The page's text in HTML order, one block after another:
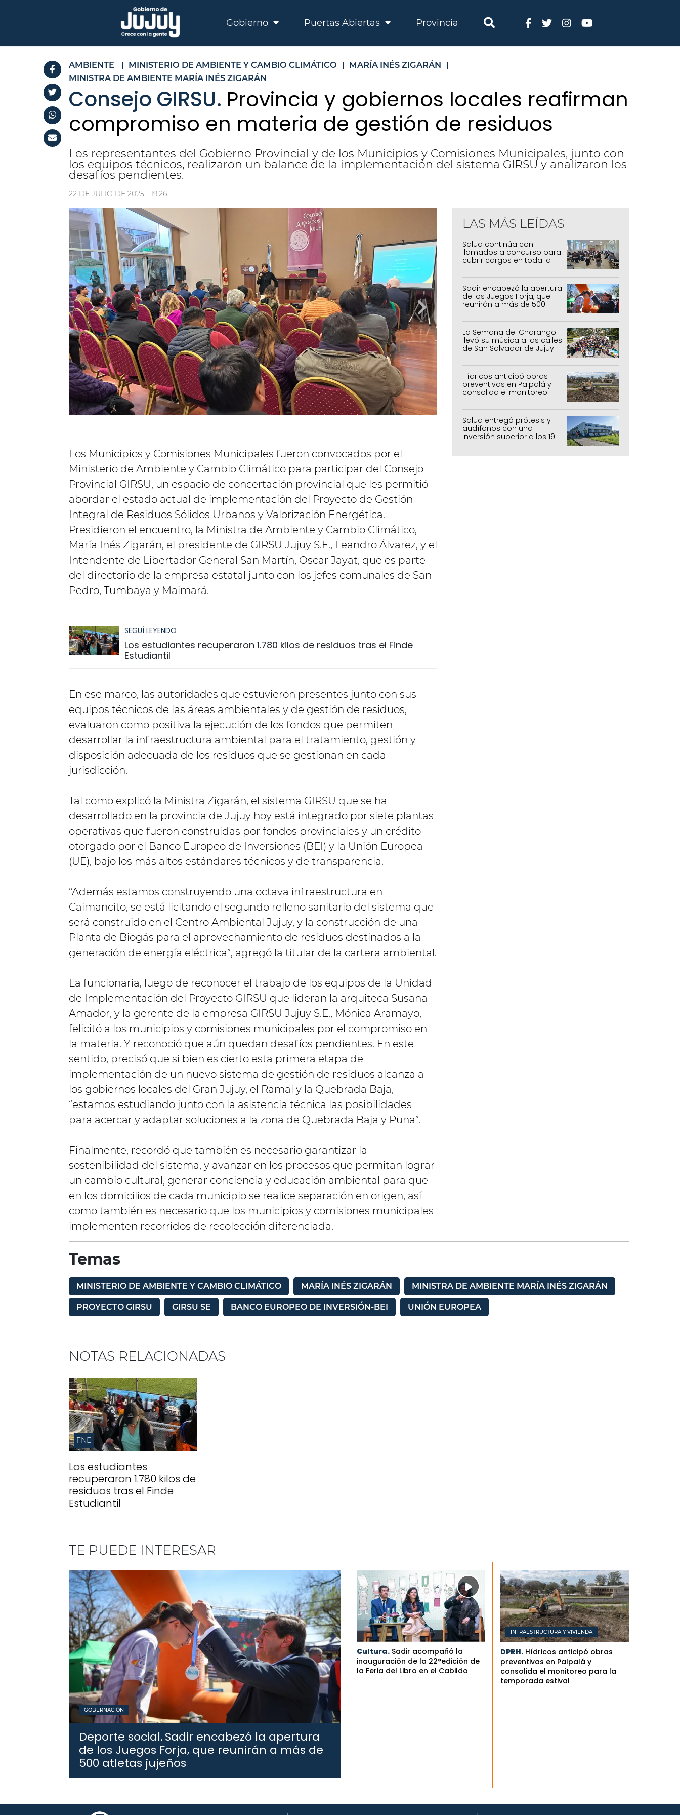
Gobierno Puertas Abiertas Provincia
AMBIENTE | MINISTERIO DE AMBIENTE Y CAMBIO CLIMÁTICO | MARÍA INÉS ZIGARÁN |
MINISTRA DE AMBIENTE MARÍA INÉS ZIGARÁN
Consejo GIRSU. Provincia y gobiernos locales reafirman
compromiso en materia de gestión de residuos
Los representantes del Gobierno Provincial y de los Municipios y Comisiones Municipales, junto con
los equipos técnicos, realizaron un balance de la implementación del sistema GIRSU y analizaron los
desafíos pendientes.
22 DE JULIO DE 2025 - 19:26
Los Municipios y Comisiones Municipales fueron convocados por el
Ministerio de Ambiente y Cambio Climático para participar del Consejo
Provincial GIRSU, un espacio de concertación provincial que les permitió
abordar el estado actual de implementación del Proyecto de Gestión
Integral de Residuos Sólidos Urbanos y Valorización Energética.
Presidieron el encuentro, la Ministra de Ambiente y Cambio Climático,
María Inés Zigarán, el presidente de GIRSU Jujuy S.E., Leandro Álvarez, y el
Intendente de Libertador General San Martín, Oscar Jayat, que es parte
del directorio de la empresa estatal junto con los jefes comunales de San
Pedro, Tumbaya y Maimará.
SEGUÍ LEYENDO
Los estudiantes recuperaron 1.780 kilos de residuos tras el Finde
Estudiantil
En ese marco, las autoridades que estuvieron presentes junto con sus
equipos técnicos de las áreas ambientales y de gestión de residuos,
evaluaron como positiva la ejecución de los fondos que permiten
desarrollar la infraestructura ambiental para el tratamiento, gestión y
disposición adecuada de los residuos que se gestionan en cada
jurisdicción.
Tal como explicó la Ministra Zigarán, el sistema GIRSU que se ha
desarrollado en la provincia de Jujuy hoy está integrado por siete plantas
operativas que fueron construidas por fondos provinciales y un crédito
otorgado por el Banco Europeo de Inversiones (BEI) y la Unión Europea
(UE), bajo los más altos estándares técnicos y de transparencia.
“Además estamos construyendo una octava infraestructura en
Caimancito, se está licitando el segundo relleno sanitario del sistema que
será construido en el Centro Ambiental Jujuy, y la construcción de una
Planta de Biogás para el aprovechamiento de residuos destinados a la
generación de energía eléctrica”, agregó la titular de la cartera ambiental.
La funcionaria, luego de reconocer el trabajo de los equipos de la Unidad
de Implementación del Proyecto GIRSU que lideran la arquiteca Susana
Amador, y la gerente de la empresa GIRSU Jujuy S.E., Mónica Aramayo,
felicitó a los municipios y comisiones municipales por el compromiso en
la materia. Y reconoció que aún quedan desafíos pendientes. En este
sentido, precisó que si bien es cierto esta primera etapa de
implementación de un nuevo sistema de gestión de residuos alcanza a
los gobiernos locales del Gran Jujuy, el Ramal y la Quebrada Baja,
“estamos estudiando junto con la asistencia técnica las posibilidades
para acercar y adaptar soluciones a la zona de Quebrada Baja y Puna”.
Finalmente, recordó que también es necesario garantizar la
sostenibilidad del sistema, y avanzar en los procesos que permitan lograr
un cambio cultural, generar conciencia y educación ambiental para que
en los domicilios de cada municipio se realice separación en origen, así
como también es necesario que los municipios y comisiones municipales
implementen recorridos de recolección diferenciada.
LAS MÁS LEÍDAS
Salud continúa con
llamados a concurso para
cubrir cargos en toda la
Sadir encabezó la apertura
de los Juegos Forja, que
reunirán a más de 500
La Semana del Charango
llevó su música a las calles
de San Salvador de Jujuy
Hídricos anticipó obras
preventivas en Palpalá y
consolida el monitoreo
Salud entregó prótesis y
audífonos con una
inversión superior a los 19
millones de pesos
Temas
MINISTERIO DE AMBIENTE Y CAMBIO CLIMÁTICO MARÍA INÉS ZIGARÁN MINISTRA DE AMBIENTE MARÍA INÉS ZIGARÁN
PROYECTO GIRSU GIRSU SE BANCO EUROPEO DE INVERSIÓN-BEI UNIÓN EUROPEA
NOTAS RELACIONADAS
FNE
Los estudiantes
recuperaron 1.780 kilos de
residuos tras el Finde
Estudiantil
TE PUEDE INTERESAR
GOBERNACIÓN
Deporte social.Sadir encabezó la apertura
de los Juegos Forja, que reunirán a más de
500 atletas jujeños
Cultura. Sadir acompañó la
inauguración de la 22°edición de
la Feria del Libro en el Cabildo
INFRAESTRUCTURA Y VIVIENDA
DPRH. Hídricos anticipó obras
preventivas en Palpalá y
consolida el monitoreo para la
temporada estival